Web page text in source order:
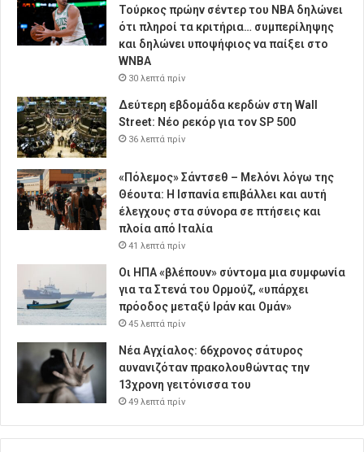
Τούρκος πρώην σέντερ του NBA δηλώνει
ότι πληροί τα κριτήρια… συμπερίληψης
και δηλώνει υποψήφιος να παίξει στο
WNBA
30 λεπτά πρίν
Δεύτερη εβδομάδα κερδών στη Wall
Street: Νέο ρεκόρ για τον SP 500
36 λεπτά πρίν
«Πόλεμος» Σάντσεθ – Μελόνι λόγω της
Θέουτα: Η Ισπανία επιβάλλει και αυτή
έλεγχους στα σύνορα σε πτήσεις και
πλοία από Ιταλία
41 λεπτά πρίν
Οι ΗΠΑ «βλέπουν» σύντομα μια συμφωνία
για τα Στενά του Ορμούζ, «υπάρχει
πρόοδος μεταξύ Ιράν και Ομάν»
45 λεπτά πρίν
Νέα Αγχίαλος: 66χρονος σάτυρος
αυνανιζόταν πρακολουθώντας την
13χρονη γειτόνισσα του
49 λεπτά πρίν